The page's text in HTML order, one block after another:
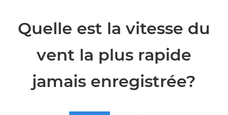
Quelle est la vitesse du
vent la plus rapide
jamais enregistrée?